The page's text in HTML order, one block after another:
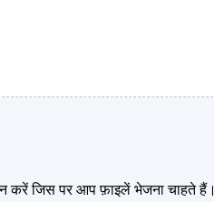
करें जिस पर आप फ़ाइलें भेजना चाहते हैं।